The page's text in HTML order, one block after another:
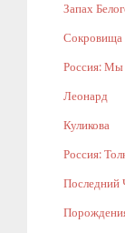
Запах
Сокровища
Россия:
Леонард
Куликова
Россия:
Последний